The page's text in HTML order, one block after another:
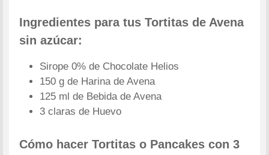
Ingredientes para tus Tortitas de Avena
sin azúcar:
Sirope 0% de Chocolate Helios
150 g de Harina de Avena
125 ml de Bebida de Avena
3 claras de Huevo
Cómo hacer Tortitas o Pancakes con 3